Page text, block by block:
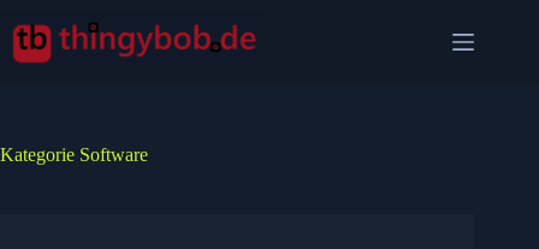
Inhalt
springen
Kategorie Software